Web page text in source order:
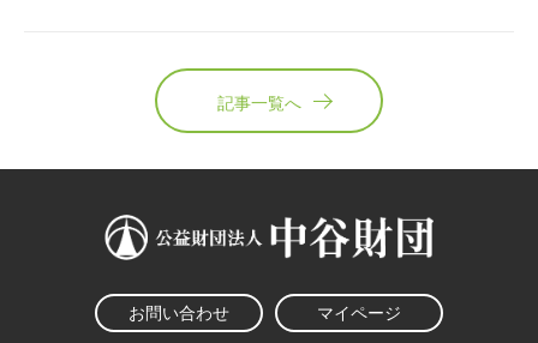
記事一覧へ
お問い合わせ マイページ